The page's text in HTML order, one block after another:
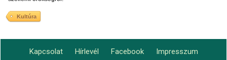
Kultúra
Kapcsolat Hírlevél Facebook Impresszum